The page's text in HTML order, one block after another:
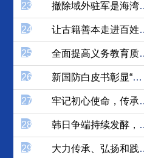
23 撤除域外
24 让古籍
25 全面提高
26 新国防白皮书彰显“反分裂”...
27 牢记初
28 韩日争端
29 大力传承